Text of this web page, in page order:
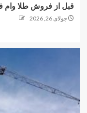
قبل از فروش طلا وام
جولای 26, 2026